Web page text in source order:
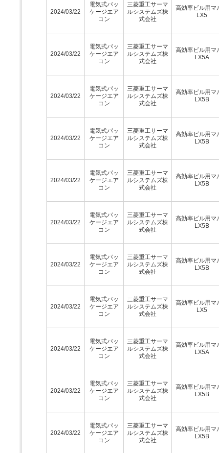
2024/03/22
電気式パッ
ケージエア
コン
三菱重工サーマ
ルシステムズ株
式会社
高効率ビル用マ
LX5
2024/03/22
電気式パッ
ケージエア
コン
三菱重工サーマ
ルシステムズ株
式会社
高効率ビル用マ
LX5A
2024/03/22
電気式パッ
ケージエア
コン
三菱重工サーマ
ルシステムズ株
式会社
高効率ビル用マ
LX5B
2024/03/22
電気式パッ
ケージエア
コン
三菱重工サーマ
ルシステムズ株
式会社
高効率ビル用マ
LX5B
2024/03/22
電気式パッ
ケージエア
コン
三菱重工サーマ
ルシステムズ株
式会社
高効率ビル用マ
LX5B
2024/03/22
電気式パッ
ケージエア
コン
三菱重工サーマ
ルシステムズ株
式会社
高効率ビル用マ
LX5B
2024/03/22
電気式パッ
ケージエア
コン
三菱重工サーマ
ルシステムズ株
式会社
高効率ビル用マ
LX5B
2024/03/22
電気式パッ
ケージエア
コン
三菱重工サーマ
ルシステムズ株
式会社
高効率ビル用マ
LX5
2024/03/22
電気式パッ
ケージエア
コン
三菱重工サーマ
ルシステムズ株
式会社
高効率ビル用マ
LX5A
2024/03/22
電気式パッ
ケージエア
コン
三菱重工サーマ
ルシステムズ株
式会社
高効率ビル用マ
LX5B
2024/03/22
電気式パッ
ケージエア
コン
三菱重工サーマ
ルシステムズ株
式会社
高効率ビル用マ
LX5B